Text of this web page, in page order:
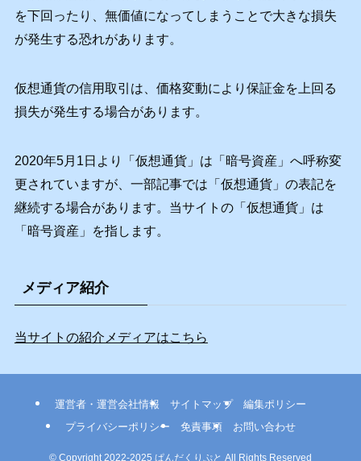
を下回ったり、無価値になってしまうことで大きな損失
が発生する恐れがあります。
仮想通貨の信用取引は、価格変動により保証金を上回る
損失が発生する場合があります。
2020年5月1日より「仮想通貨」は「暗号資産」へ呼称変
更されていますが、一部記事では「仮想通貨」の表記を
継続する場合があります。当サイトの「仮想通貨」は
「暗号資産」を指します。
メディア紹介
当サイトの紹介メディアはこちら
運営者・運営会社情報 サイトマップ
編集ポリシー
プライバシーポリシー
免責事項 お問い合わせ
© Copyright 2022-2025 ぱんだくりぷと All Rights Reserved